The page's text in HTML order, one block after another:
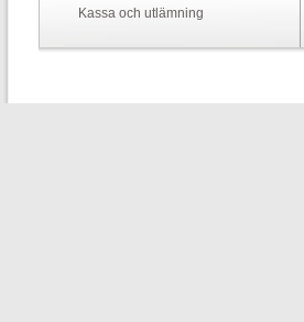
Kassa och utlämning